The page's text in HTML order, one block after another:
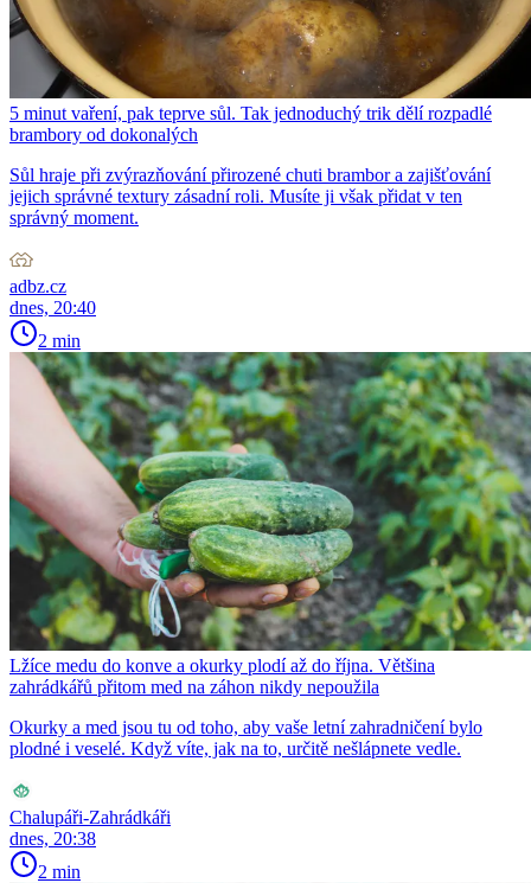
5 minut vaření, pak teprve sůl. Tak jednoduchý trik dělí rozpadlé
brambory od dokonalých
Sůl hraje při zvýrazňování přirozené chuti brambor a zajišťování
jejich správné textury zásadní roli. Musíte ji však přidat v ten
správný moment.
adbz.cz
dnes, 20:40
2 min
Lžíce medu do konve a okurky plodí až do října. Většina
zahrádkářů přitom med na záhon nikdy nepoužila
Okurky a med jsou tu od toho, aby vaše letní zahradničení bylo
plodné i veselé. Když víte, jak na to, určitě nešlápnete vedle.
Chalupáři-Zahrádkáři
dnes, 20:38
2 min